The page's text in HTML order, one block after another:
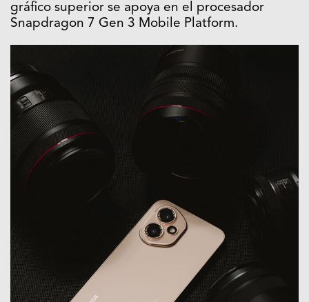
gráfico superior se apoya en el procesador
Snapdragon 7 Gen 3 Mobile Platform.